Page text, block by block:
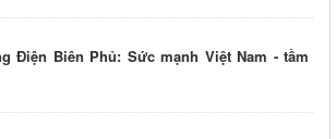
Điện Biên Phủ: Sức mạnh Việt Nam - tầm